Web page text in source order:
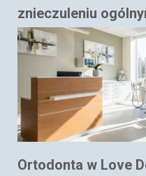
znieczuleniu
Ortodonta w Love